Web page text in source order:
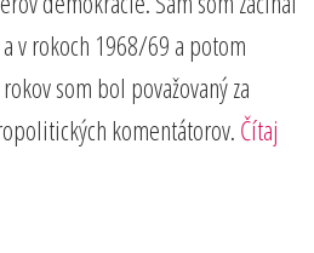
v rokoch 1968/69 a potom
som bol považovaný za
komentátorov. Čítaj